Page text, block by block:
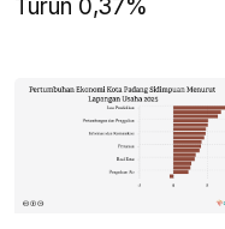
Turun 0,37%